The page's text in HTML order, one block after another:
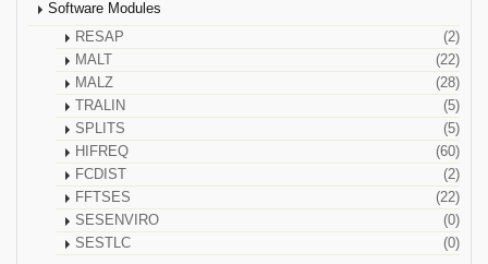
Software Modules
RESAP
(2)
MALT
(22)
MALZ
(28)
TRALIN
(5)
SPLITS
(5)
HIFREQ
(60)
FCDIST
(2)
FFTSES
(22)
SESENVIRO
(0)
SESTLC
(0)